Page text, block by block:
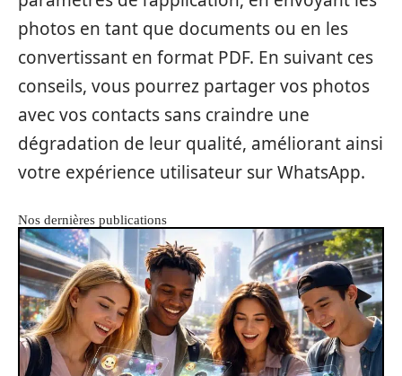
photos en tant que documents ou en les
convertissant en format PDF. En suivant ces
conseils, vous pourrez partager vos photos
avec vos contacts sans craindre une
dégradation de leur qualité, améliorant ainsi
votre expérience utilisateur sur WhatsApp.
Nos dernières publications